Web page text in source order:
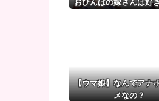
【ウマ娘】なんでアナ
メなの？